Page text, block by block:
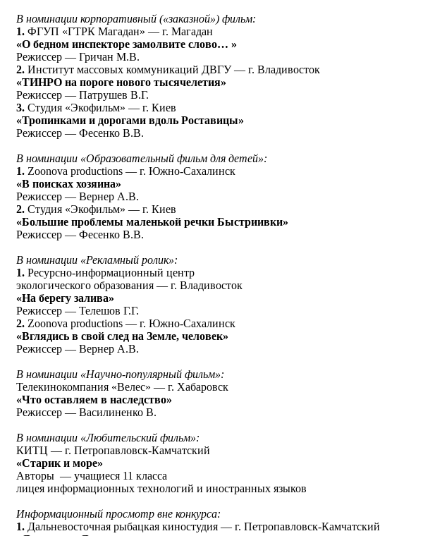
В номинации корпоративный («заказной») фильм:
1. ФГУП «ГТРК Магадан» — г. Магадан
«О бедном инспекторе замолвите слово… »
Режиссер — Гричан М.В.
2. Институт массовых коммуникаций ДВГУ — г. Владивосток
«ТИНРО на пороге нового тысячелетия»
Режиссер — Патрушев В.Г.
3. Студия «Экофильм» — г. Киев
«Тропинками и дорогами вдоль Роставицы»
Режиссер — Фесенко В.В.
В номинации «Образовательный фильм для детей»:
1. Zoonova productions — г. Южно-Сахалинск
«В поисках хозяина»
Режиссер — Вернер А.В.
2. Студия «Экофильм» — г. Киев
«Большие проблемы маленькой речки Быстриивки»
Режиссер — Фесенко В.В.
В номинации «Рекламный ролик»:
1. Ресурсно-информационный центр
экологического образования — г. Владивосток
«На берегу залива»
Режиссер — Телешов Г.Г.
2. Zoonova productions — г. Южно-Сахалинск
«Вглядись в свой след на Земле, человек»
Режиссер — Вернер А.В.
В номинации «Научно-популярный фильм»:
Телекинокомпания «Велес» — г. Хабаровск
«Что оставляем в наследство»
Режиссер — Василиненко В.
В номинации «Любительский фильм»:
КИТЦ — г. Петропавловск-Камчатский
«Старик и море»
Авторы — учащиеся 11 класса
лицея информационных технологий и иностранных языков
Информационный просмотр вне конкурса:
1. Дальневосточная рыбацкая киностудия — г. Петропавловск-Камчатский